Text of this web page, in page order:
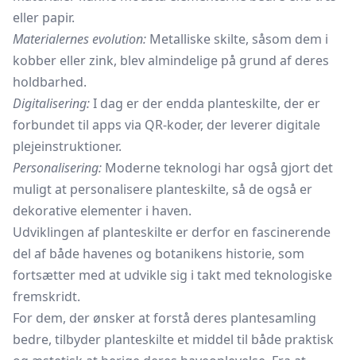
eller papir.
Materialernes evolution: Metalliske skilte, såsom dem i
kobber eller zink, blev almindelige på grund af deres
holdbarhed.
Digitalisering:I dag er der endda planteskilte, der er
forbundet til apps via QR-koder, der leverer digitale
plejeinstruktioner.
Personalisering: Moderne teknologi har også gjort det
muligt at personalisere planteskilte, så de også er
dekorative elementer i haven.
Udviklingen af planteskilte er derfor en fascinerende
del af både havenes og botanikens historie, som
fortsætter med at udvikle sig i takt med teknologiske
fremskridt.
For dem, der ønsker at forstå deres plantesamling
bedre, tilbyder planteskilte et middel til både praktisk